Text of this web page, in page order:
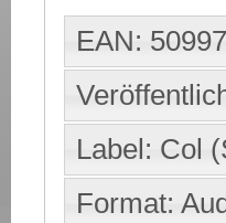
EAN:
Label: Col
Format: